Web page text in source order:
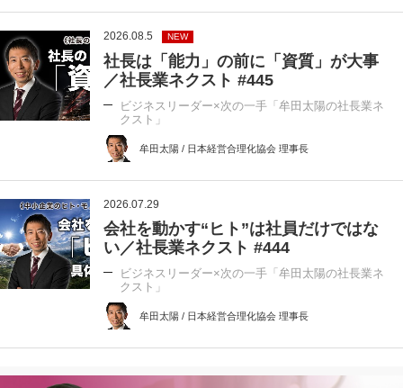
2026.08.5 NEW
社長は「能力」の前に「資質」が大事
／社長業ネクスト #445
ビジネスリーダー×次の一手「牟田太陽の社長業ネ
クスト」
牟田太陽 / 日本経営合理化協会 理事長
2026.07.29
会社を動かす“ヒト”は社員だけではな
い／社長業ネクスト #444
ビジネスリーダー×次の一手「牟田太陽の社長業ネ
クスト」
牟田太陽 / 日本経営合理化協会 理事長